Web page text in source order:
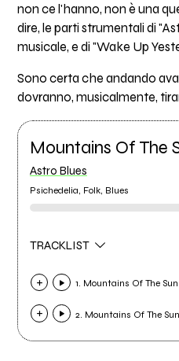
non ce l'hanno, non è una
dire, le parti strumentali di
musicale, e di "Wake Up
Sono certa che andando
dovranno, musicalmente,
Mountains Of The
Astro Blues
Psichedelia, Folk, Blues
TRACKLIST
1. Mountains Of The
2. Mountains Of The